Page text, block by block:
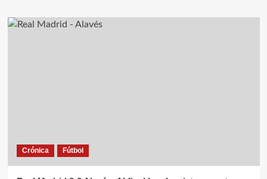
Crónica Fútbol